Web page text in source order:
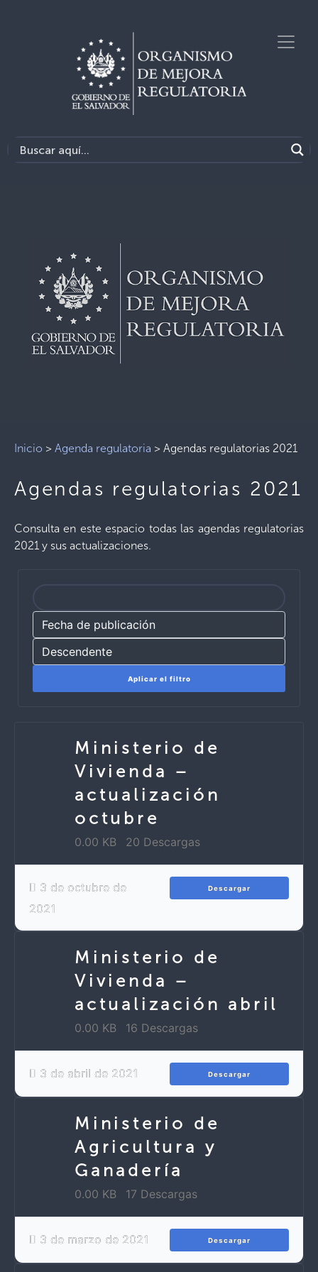
Inicio > Agenda regulatoria > Agendas regulatorias 2021
Agendas regulatorias 2021
Consulta en este espacio todas las agendas regulatorias
2021 y sus actualizaciones.
Aplicar el filtro
Ministerio de
Vivienda –
actualización
octubre
0.00 KB 20 Descargas
3 de octubre de
2021
Descargar
Ministerio de
Vivienda –
actualización abril
0.00 KB 16 Descargas
3 de abril de 2021 Descargar
Ministerio de
Agricultura y
Ganadería
0.00 KB 17 Descargas
3 de marzo de 2021 Descargar